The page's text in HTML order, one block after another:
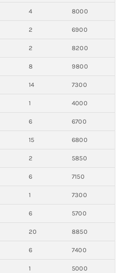
4 8000
2 6900
2 8200
8 9800
14 7300
1 4000
6 6700
15 6800
2 5850
6 7150
1 7300
6 5700
20 8850
6 7400
1 5000